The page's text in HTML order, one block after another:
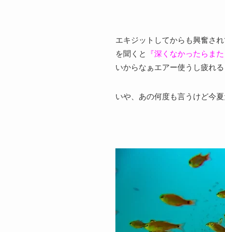
エキジットしてからも興奮さ
を聞くと
『深くなかったらま
いからなぁエアー使うし疲れ
いや、あの何度も言うけど今